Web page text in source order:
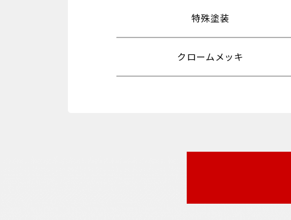
特殊塗装
クロームメッキ